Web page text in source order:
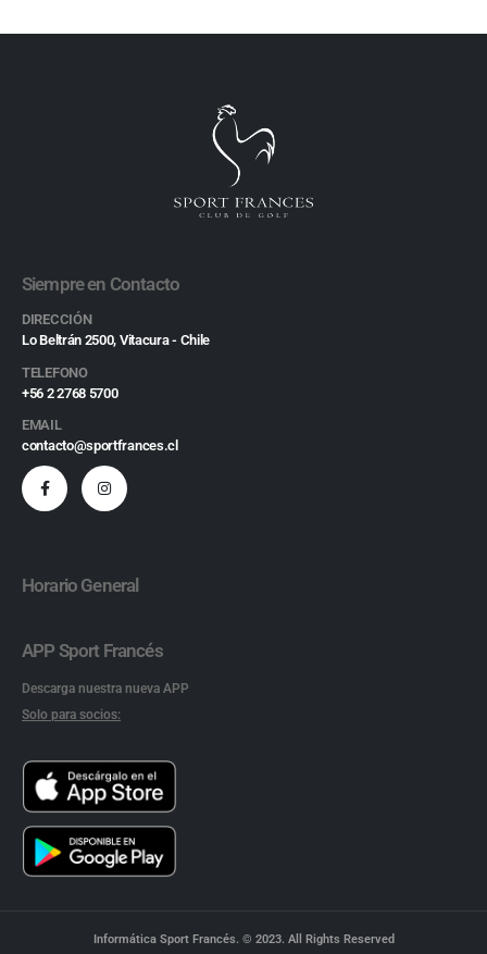
Siempre en Contacto
DIRECCIÓN
Lo Beltrán 2500, Vitacura - Chile
TELEFONO
+56 2 2768 5700
EMAIL
contacto@sportfrances.cl
Horario General
APP Sport Francés
Descarga nuestra nueva APP
Solo para socios:
Informática Sport Francés. © 2023. All Rights Reserved